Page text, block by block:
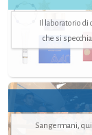
Il laboratorio di
che si
Sangermani,